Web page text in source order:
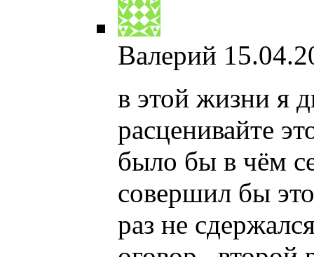
Валерий
в этой жизни я
расценивайте
было бы в чём
совершил бы
раз не